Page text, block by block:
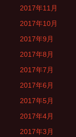
2017年11月
2017年10月
2017年9月
2017年8月
2017年7月
2017年6月
2017年5月
2017年4月
2017年3月